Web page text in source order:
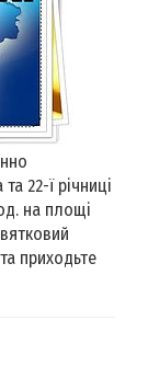
22-ї річниці
на площі
приходьте